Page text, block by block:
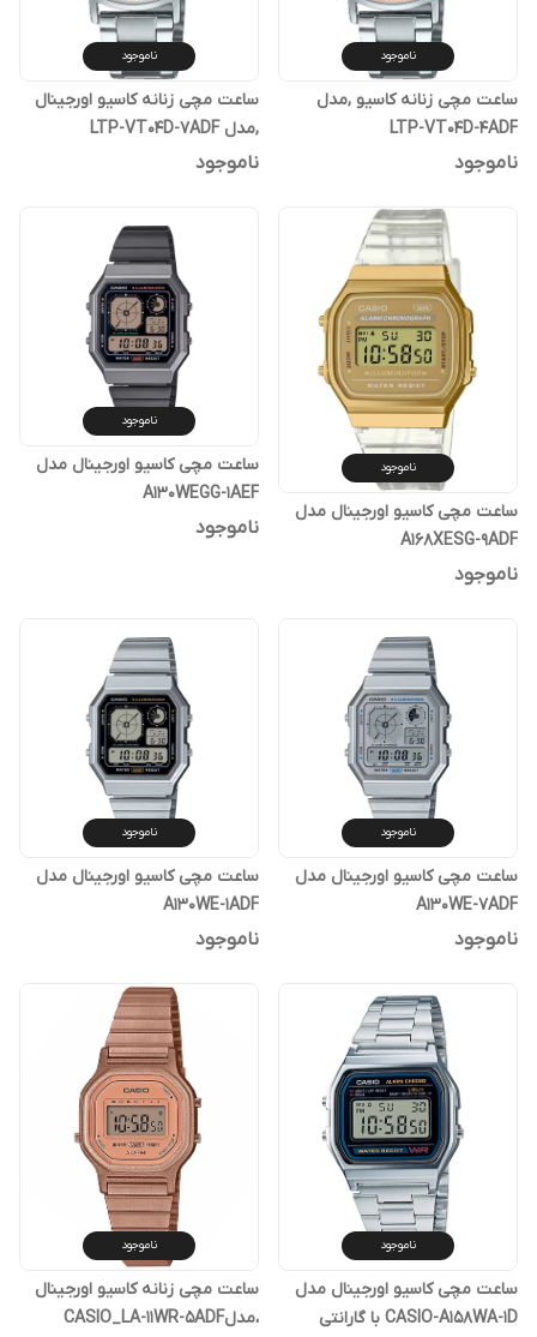
ناموجود
ساعت مچی زنانه کاسیو ,مدل
LTP-VT04D-4ADF
ناموجود
ناموجود
ساعت مچی زنانه کاسیو اورجینال
,مدل LTP-VT04D-7ADF
ناموجود
ناموجود
ساعت مچی کاسیو اورجینال مدل
A168XESG-9ADF
ناموجود
ناموجود
ساعت مچی کاسیو اورجینال مدل
A130WEGG-1AEF
ناموجود
ناموجود
ساعت مچی کاسیو اورجینال مدل
A130WE-7ADF
ناموجود
ناموجود
ساعت مچی کاسیو اورجینال مدل
A130WE-1ADF
ناموجود
ناموجود
ساعت مچی کاسیو اورجینال مدل
CASIO-A158WA-1D با گارانتی
ناموجود
ساعت مچی زنانه کاسیو اورجینال
،مدلCASIO_LA-11WR-5ADF